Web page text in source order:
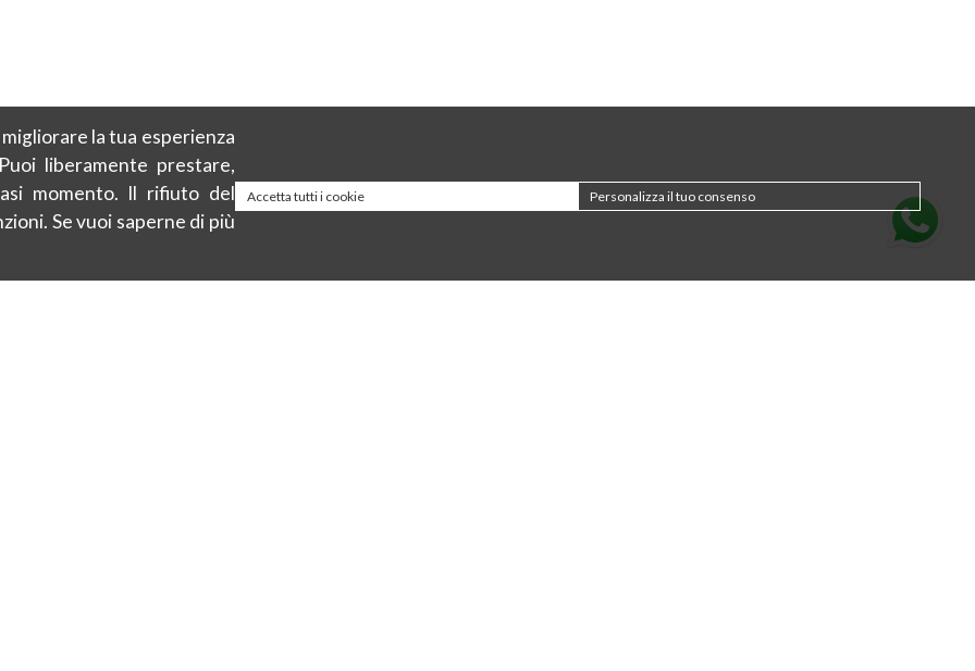
la tua esperienza
liberamente prestare,
momento. Il rifiuto del
Se vuoi saperne di più
Accetta tutti i cookie Personalizza il tuo consenso